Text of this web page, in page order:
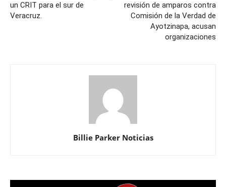
un CRIT para el sur de
Veracruz.
revisión de amparos contra
Comisión de la Verdad de
Ayotzinapa, acusan
organizaciones
Billie Parker Noticias